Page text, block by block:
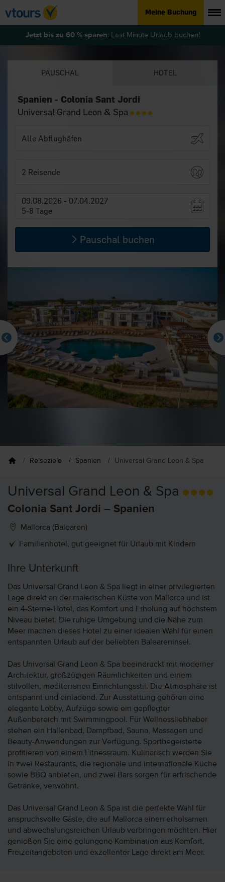
Meine Buchung
Jetzt bis zu 60 % sparen: Last MinuteUrlaub buchen!
PAUSCHAL HOTEL
Spanien - Colonia Sant Jordi
Universal Grand Leon & Spa
2 Reisende
09.08.2026 - 07.04.2027
5-8 Tage
Pauschal buchen
Reiseziele Spanien Universal Grand Leon & Spa
Universal Grand Leon & Spa
Colonia Sant Jordi – Spanien
Mallorca (Balearen)
Familienhotel, gut geeignet für Urlaub mit Kindern
Ihre Unterkunft
Das Universal Grand Leon & Spa liegt in einer privilegierten
Lage direkt an der malerischen Küste von Mallorca und ist
ein 4-Sterne-Hotel, das Komfort und Erholung auf höchstem
Niveau bietet. Die ruhige Umgebung und die Nähe zum
Meer machen dieses Hotel zu einer idealen Wahl für einen
entspannten Urlaub auf der beliebten Baleareninsel.
Das Universal Grand Leon & Spa beeindruckt mit moderner
Architektur, großzügigen Räumlichkeiten und einem
stilvollen, mediterranen Einrichtungsstil. Die Atmosphäre ist
entspannt und einladend. Zur Ausstattung gehören eine
elegante Lobby, Aufzüge sowie ein gepflegter
Außenbereich mit Swimmingpool. Für Wellnessliebhaber
stehen ein Hallenbad, Dampfbad, Sauna, Massagen und
Beauty-Anwendungen zur Verfügung. Sportbegeisterte
profitieren von einem Fitnessraum. Kulinarisch werden Sie
in zwei Restaurants, die regionale und internationale Küche
sowie BBQ anbieten, und zwei Bars sorgen für erfrischende
Getränke, verwöhnt.
Das Universal Grand Leon & Spa ist die perfekte Wahl für
anspruchsvolle Gäste, die auf Mallorca einen erholsamen
und abwechslungsreichen Urlaub verbringen möchten. Hier
genießen Sie eine gelungene Kombination aus Komfort,
Freizeitangeboten und exzellenter Lage direkt am Meer.